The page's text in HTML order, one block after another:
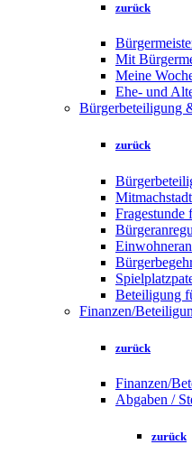
zurück
Mit
Meine
Ehe- und
Bürgerbeteiligung
zurück
Mitmachstadt
Fragestunde
Beteiligung
Finanzen/
zurück
Finanzen/
Abgaben /
zurück